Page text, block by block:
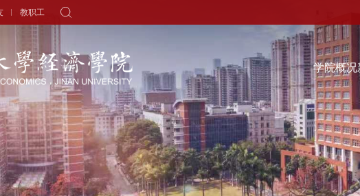
教职工
学院概况
师资队伍
师资力量
专职教师
讲座教授
科学研究
研究成果
课题立项
成果奖励
博士后流动站
学术交流
学术会议
学术报告
最新动态
数